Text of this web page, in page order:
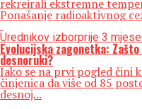
rekreirali ekstremne
Ponašanje radioaktivnog
Urednikov izborprije 3
Evolucijska zagonetka:
desnoruki?
Iako se na prvi pogled čini
činjenica da više od 85
desnoj...